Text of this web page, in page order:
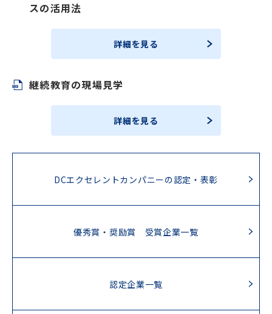
スの活用法
詳細を見る
継続教育の現場見学
詳細を見る
DCエクセレントカンパニーの認定・表彰
優秀賞・奨励賞 受賞企業一覧
認定企業一覧